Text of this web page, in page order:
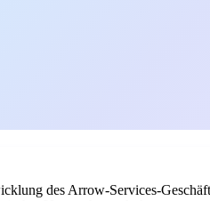
des Arrow-Services-